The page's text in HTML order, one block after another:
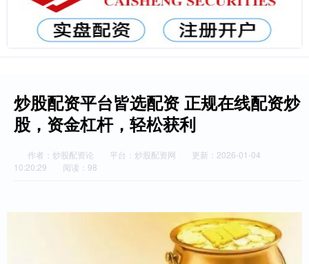
炒股配资平台皆选配资 正规在线配资炒
股，资金杠杆，轻松获利
作者：炒股配资论 平台：炒股配资网
更新：2026-01-04
10:20:29
阅读：98